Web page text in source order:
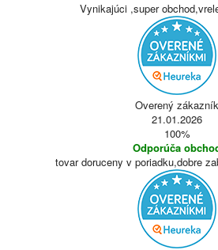
Vynikajúci ,super
Overený zákazník
21.01.2026
100%
Odporúča
tovar doruceny v poriadku,dobre